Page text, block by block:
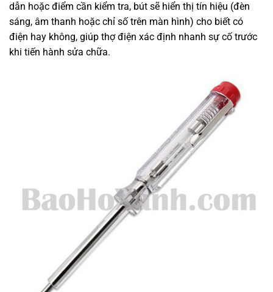
dẫn hoặc điểm cần kiểm tra, bút sẽ hiển thị tín hiệu (đèn
sáng, âm thanh hoặc chỉ số trên màn hình) cho biết có
điện hay không, giúp thợ điện xác định nhanh sự cố trước
khi tiến hành sửa chữa.